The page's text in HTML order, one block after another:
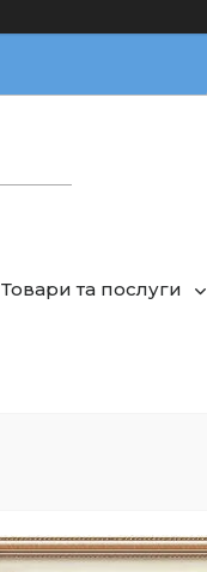
Товари та послуги